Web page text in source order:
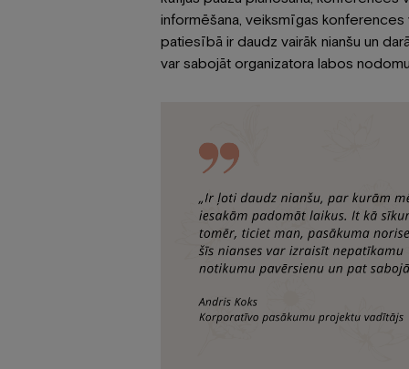
informēšana, veiksmīgas konferences
patiesībā ir daudz vairāk nianšu un
var sabojāt organizatora labos